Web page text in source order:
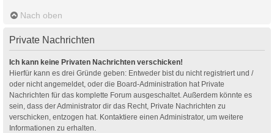
Nach oben
Private Nachrichten
Ich kann keine Privaten Nachrichten verschicken!
Hierfür kann es drei Gründe geben: Entweder bist du nicht registriert und /
oder nicht angemeldet, oder die Board-Administration hat Private
Nachrichten für das komplette Forum ausgeschaltet. Außerdem könnte es
sein, dass der Administrator dir das Recht, Private Nachrichten zu
verschicken, entzogen hat. Kontaktiere einen Administrator, um weitere
Informationen zu erhalten.